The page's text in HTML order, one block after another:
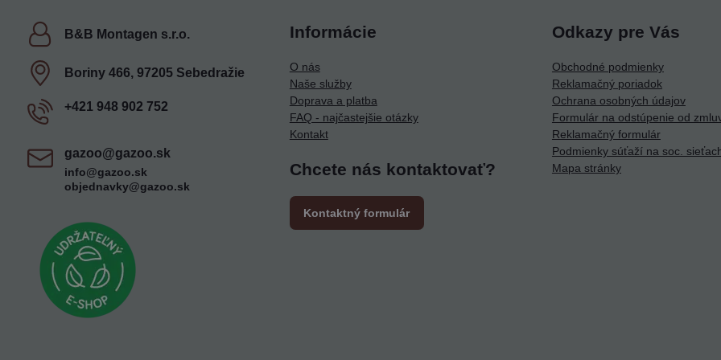
B&B Montagen s​.r​.o​.
Boriny 466, 97205 Sebedražie
+421 948 902 752
gazoo​@gazoo​.sk
info@gazoo.sk
objednavky@gazoo.sk
Informácie
O nás
Naše služby
Doprava a platba
FAQ - najčastejšie otázky
Kontakt
Chcete nás kontaktovať?
Kontaktný formulár
Odkazy pre Vás
Obchodné podmienky
Reklamačný poriadok
Ochrana osobných údajov
Formulár na odstúpenie od
Reklamačný formulár
Podmienky súťaží na soc.
Mapa stránky